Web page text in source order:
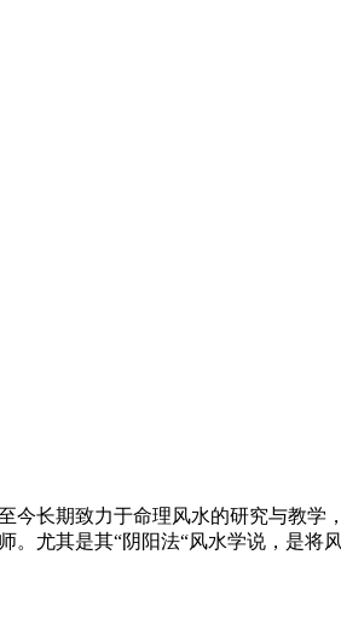
长期致力于命理风水的研究与教
尤其是其“阴阳法“风水学说，是将